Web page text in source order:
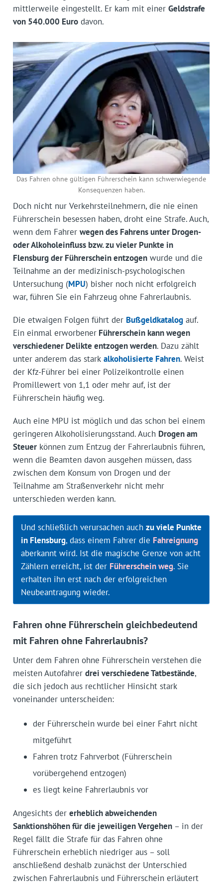
mittlerweile eingestellt. Er kam mit einer Geldstrafe
von 540.000 Eurodavon.
Das Fahren ohne gültigen Führerschein kann schwerwiegende
Konsequenzen haben.
Doch nicht nur Verkehrsteilnehmern, die nie einen
Führerschein besessen haben, droht eine Strafe. Auch,
wenn dem Fahrer wegen des Fahrens unter Drogen-
oderAlkoholeinflussbzw. zu vieler Punkte in
Flensburg der Führerschein entzogenwurde und die
Teilnahme an der medizinisch-psychologischen
Untersuchung (MPU) bisher noch nicht erfolgreich
war, führen Sie ein Fahrzeug ohne Fahrerlaubnis.
Die etwaigen Folgen führt der Bußgeldkatalogauf.
Ein einmal erworbenerFührerschein kann wegen
verschiedener Delikte entzogen werden. Dazu zählt
unter anderem das stark alkoholisierte Fahren. Weist
der Kfz-Führer bei einer Polizeikontrolle einen
Promillewert von 1,1 oder mehr auf, ist der
Führerschein häufig weg.
Auch eine MPU ist möglich und das schon bei einem
geringeren Alkoholisierungsstand. Auch Drogen am
Steuerkönnen zum Entzug der Fahrerlaubnis führen,
wenn die Beamten davon ausgehen müssen, dass
zwischen dem Konsum von Drogen und der
Teilnahme am Straßenverkehr nicht mehr
unterschieden werden kann.
Und schließlich verursachen auch zu viele Punkte
in Flensburg, dass einem Fahrer die Fahreignung
aberkannt wird. Ist die magische Grenze von acht
Zählern erreicht, ist der Führerschein weg. Sie
erhalten ihn erst nach der erfolgreichen
Neubeantragung wieder.
Fahren ohne Führerschein gleichbedeutend
mit Fahren ohne Fahrerlaubnis?
Unter dem Fahren ohne Führerschein verstehen die
meisten Autofahrer drei verschiedene Tatbestände,
die sich jedoch aus rechtlicher Hinsicht stark
voneinander unterscheiden:
der Führerschein wurde bei einer Fahrt nicht
mitgeführt
Fahren trotz Fahrverbot (Führerschein
vorübergehend entzogen)
es liegt keine Fahrerlaubnis vor
Angesichts der erheblich abweichenden
Sanktionshöhen für die jeweiligen Vergehen– in der
Regel fällt die Strafe für das Fahren ohne
Führerschein erheblich niedriger aus – soll
anschließend deshalb zunächst der Unterschied
zwischen Fahrerlaubnis und Führerschein erläutert